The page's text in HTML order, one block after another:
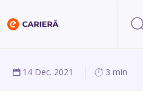
14 Dec. 2021 3 min